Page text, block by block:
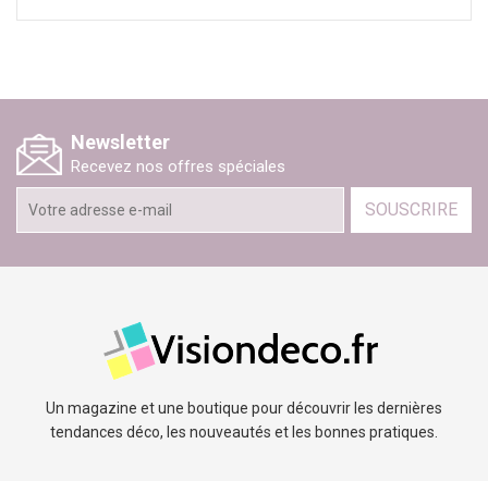
Newsletter
Recevez nos offres spéciales
SOUSCRIRE
Un magazine et une boutique pour découvrir les dernières
tendances déco, les nouveautés et les bonnes pratiques.